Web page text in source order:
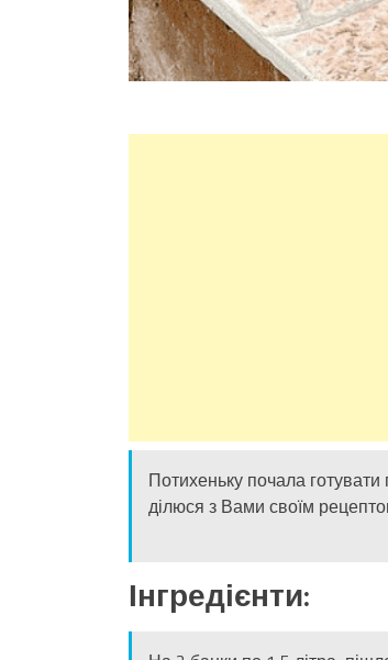
Потихеньку почала готувати
ділюся з Вами своїм
Інгредієнти: